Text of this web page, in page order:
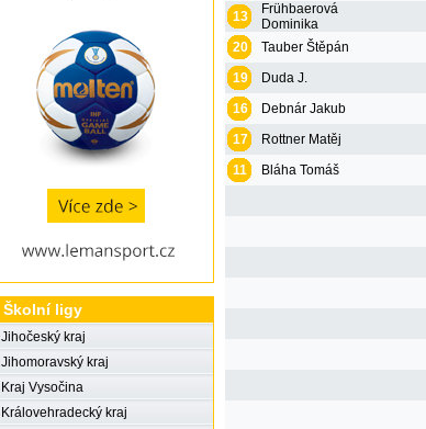
Školní ligy
Jihočeský kraj
Jihomoravský kraj
Kraj Vysočina
Královehradecký kraj
13
Frühbaerová
Dominika
20
Tauber Štěpán
19
Duda J.
16
Debnár Jakub
17
Rottner Matěj
11
Bláha Tomáš